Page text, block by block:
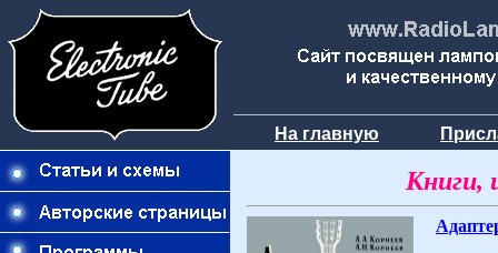
На главную
Книги,